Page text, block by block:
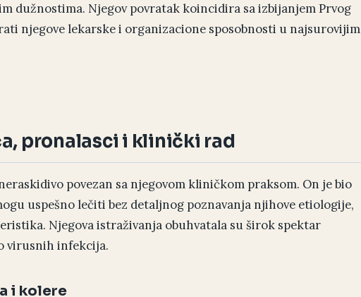
dužnostima. Njegov povratak koincidira sa izbijanjem Prvog
njegove lekarske i organizacione sposobnosti u najsurovijim
pronalasci i klinički rad
povezan sa njegovom kliničkom praksom. On je bio
uspešno lečiti bez detaljnog poznavanja njihove etiologije,
Njegova istraživanja obuhvatala su širok spektar
virusnih infekcija.
i kolere